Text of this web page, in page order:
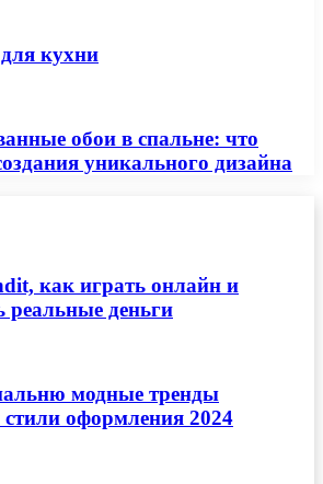
кухни
обои в спальне: что
уникального дизайна
как играть онлайн и
деньги
модные тренды
стили оформления 2024